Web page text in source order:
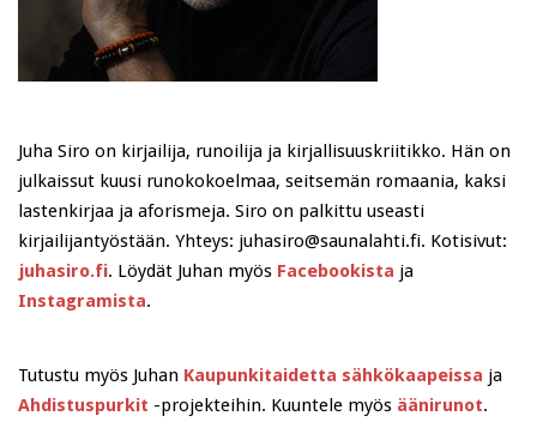
Juha Siro on kirjailija, runoilija ja kirjallisuuskriitikko. Hän on
julkaissut kuusi runokokoelmaa, seitsemän romaania, kaksi
lastenkirjaa ja aforismeja. Siro on palkittu useasti
kirjailijantyöstään. Yhteys: juhasiro@saunalahti.fi. Kotisivut:
juhasiro.fi. Löydät Juhan myös Facebookista ja
Instagramista.
Tutustu myös Juhan Kaupunkitaidetta sähkökaapeissa ja
Ahdistuspurkit -projekteihin. Kuuntele myös äänirunot.